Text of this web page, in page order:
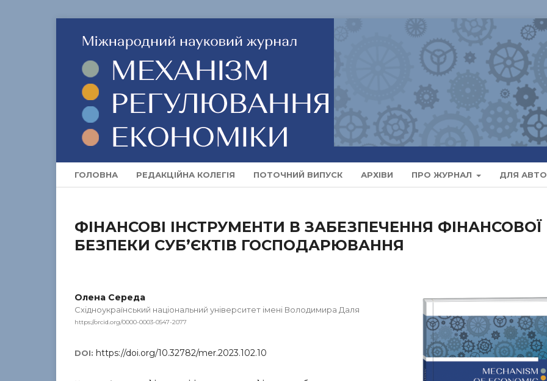
ГОЛОВНА РЕДАКЦІЙНА КОЛЕГІЯ ПОТОЧНИЙ ВИПУСК АРХІВИ ПРО ЖУРНАЛ ДЛЯ
ФІНАНСОВІ ІНСТРУМЕНТИ В ЗАБЕЗПЕЧЕННЯ ФІНАНСОВОЇ
БЕЗПЕКИ СУБ’ЄКТІВ ГОСПОДАРЮВАННЯ
Олена Середа
Східноукраїнський національний університет імені Володимира Даля
https://orcid.org/0000-0003-0547-2077
DOI: https://doi.org/10.32782/mer.2023.102.10